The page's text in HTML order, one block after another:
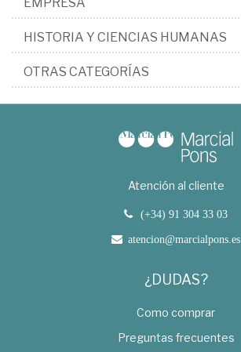
HISTORIA Y CIENCIAS HUMANAS
OTRAS CATEGORÍAS
Atención al cliente
(+34) 91 304 33 03
atencion@marcialpons.es
¿DUDAS?
Como comprar
Preguntas frecuentes